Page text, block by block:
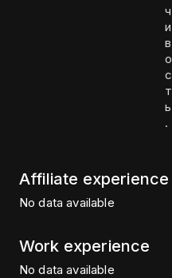
ч
и
в
о
с
т
ь
.
Affiliate experience
No data available
Work experience
No data available